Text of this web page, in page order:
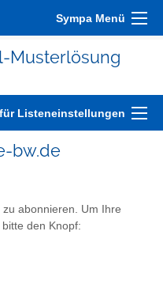
Sympa Menü
Musterlösung
Listeneinstellungen
bw.de
abonnieren. Um Ihre
den Knopf: